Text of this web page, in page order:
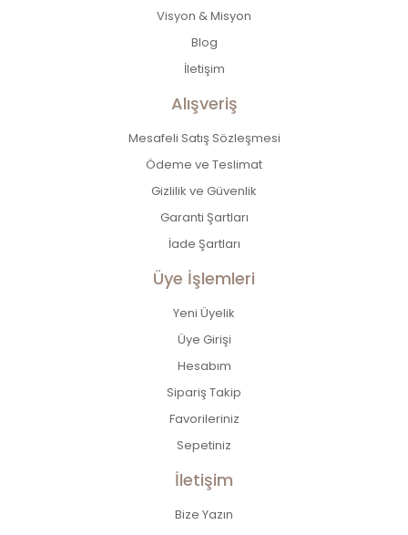
Visyon & Misyon
Blog
İletişim
Alışveriş
Mesafeli Satış Sözleşmesi
Ödeme ve Teslimat
Gizlilik ve Güvenlik
Garanti Şartları
İade Şartları
Üye İşlemleri
Yeni Üyelik
Üye Girişi
Hesabım
Sipariş Takip
Favorileriniz
Sepetiniz
İletişim
Bize Yazın